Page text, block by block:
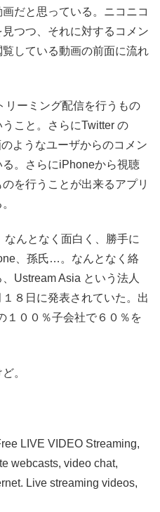
だと思っている。ニコニコ
つつ、それに対するコメン
している動画の前面に流れ
リーミング配信を行うもの
こと。さらにTwitter の
ようなユーザからのコメン
る。さらにiPhoneから視聴
を行うことが出来るアプリ
んとなく面白く、勝手に
、孫氏…。なんとなく絡
Ustream Asia という法人
８日に発表されていた。出
１００％子会社で６０％を
。
LIVE VIDEO Streaming,
webcasts, video chat,
Live streaming videos,